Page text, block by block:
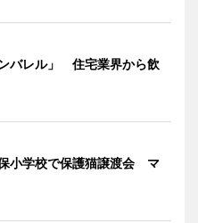
バレル」 住宅業界から飲
小学校で保護猫譲渡会 マ